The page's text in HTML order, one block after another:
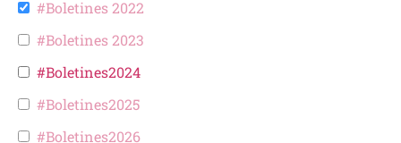
#Boletines 2022
#Boletines 2023
#Boletines2024
#Boletines2025
#Boletines2026